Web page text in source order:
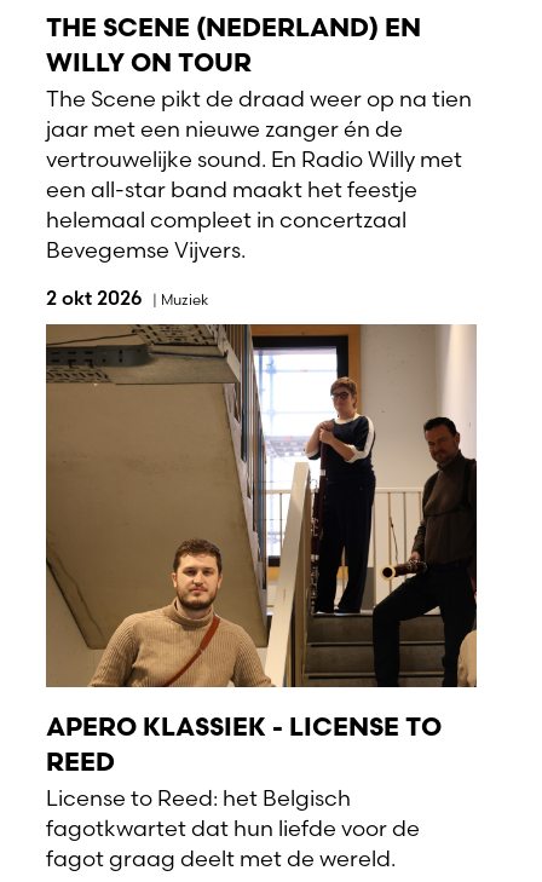
THE SCENE (NEDERLAND) EN
WILLY ON TOUR
The Scene pikt de draad weer op na tien
jaar met een nieuwe zanger én de
vertrouwelijke sound. En Radio Willy met
een all-star band maakt het feestje
helemaal compleet in concertzaal
Bevegemse Vijvers.
2 okt 2026 | Muziek
APERO KLASSIEK - LICENSE TO
REED
License to Reed: het Belgisch
fagotkwartet dat hun liefde voor de
fagot graag deelt met de wereld.